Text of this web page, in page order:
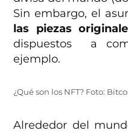
Sin embargo, el
las piezas
dispuestos a
ejemplo.
¿Qué son los NFT? Foto:
Alrededor del